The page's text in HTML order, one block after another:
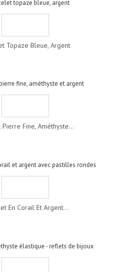
Topaze Bleue, Argent
Fine, Améthyste...
En Corail Et Argent...